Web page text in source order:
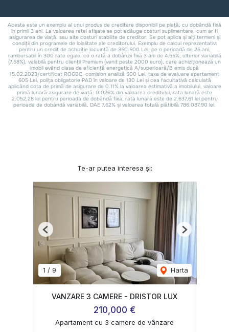
Te-ar putea interesa și:
1 / 9 Harta
Previous Next
VANZARE 3 CAMERE - DRISTOR LUX
210,000 €
Apartament cu 3 camere de vânzare